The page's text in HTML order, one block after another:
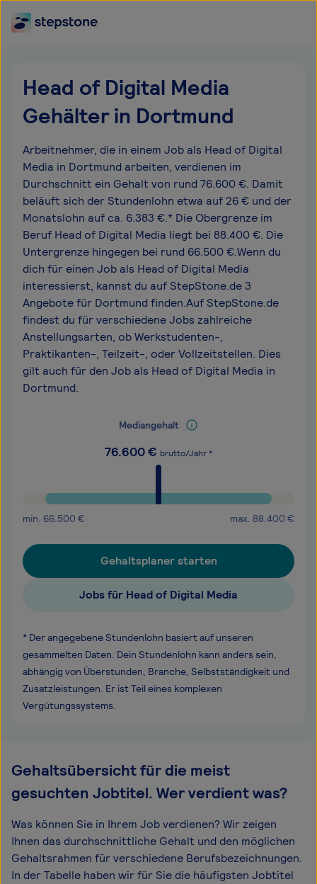
Head of Digital Media
Gehälter in Dortmund
Arbeitnehmer, die in einem Job als Head of Digital
Media in Dortmund arbeiten, verdienen im
Durchschnitt ein Gehalt von rund 76.600 €. Damit
beläuft sich der Stundenlohn etwa auf 26 € und der
Monatslohn auf ca. 6.383 €.* Die Obergrenze im
Beruf Head of Digital Media liegt bei 88.400 €. Die
Untergrenze hingegen bei rund 66.500 €.Wenn du
dich für einen Job als Head of Digital Media
interessierst, kannst du auf StepStone.de 3
Angebote für Dortmund finden.Auf StepStone.de
findest du für verschiedene Jobs zahlreiche
Anstellungsarten, ob Werkstudenten-,
Praktikanten-, Teilzeit-, oder Vollzeitstellen. Dies
gilt auch für den Job als Head of Digital Media in
Dortmund.
Mediangehalt
76.600€ brutto/Jahr *
min. 66.500 € max. 88.400 €
Gehaltsplaner starten
Jobs für Head of Digital Media
* Der angegebene Stundenlohn basiert auf unseren
gesammelten Daten. Dein Stundenlohn kann anders sein,
abhängig von Überstunden, Branche, Selbstständigkeit und
Zusatzleistungen. Er ist Teil eines komplexen
Vergütungssystems.
Gehaltsübersicht für die meist
gesuchten Jobtitel. Wer verdient was?
Was können Sie in Ihrem Job verdienen? Wir zeigen
Ihnen das durchschnittliche Gehalt und den möglichen
Gehaltsrahmen für verschiedene Berufsbezeichnungen.
In der Tabelle haben wir für Sie die häufigsten Jobtitel